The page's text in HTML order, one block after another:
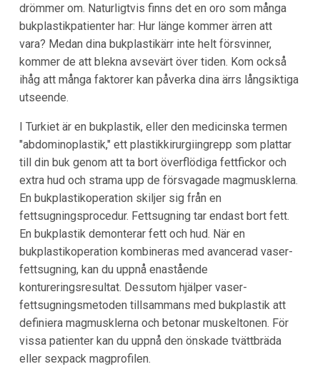
drömmer om. Naturligtvis finns det en oro som många
bukplastikpatienter har: Hur länge kommer ärren att
vara? Medan dina bukplastikärr inte helt försvinner,
kommer de att blekna avsevärt över tiden. Kom också
ihåg att många faktorer kan påverka dina ärrs långsiktiga
utseende.
I Turkiet är en bukplastik, eller den medicinska termen
"abdominoplastik," ett plastikkirurgiingrepp som plattar
till din buk genom att ta bort överflödiga fettfickor och
extra hud och strama upp de försvagade magmusklerna.
En bukplastikoperation skiljer sig från en
fettsugningsprocedur. Fettsugning tar endast bort fett.
En bukplastik demonterar fett och hud. När en
bukplastikoperation kombineras med avancerad vaser-
fettsugning, kan du uppnå enastående
kontureringsresultat. Dessutom hjälper vaser-
fettsugningsmetoden tillsammans med bukplastik att
definiera magmusklerna och betonar muskeltonen. För
vissa patienter kan du uppnå den önskade tvättbräda
eller sexpack magprofilen.